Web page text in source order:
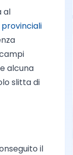
al
alcuna
slitta di
il